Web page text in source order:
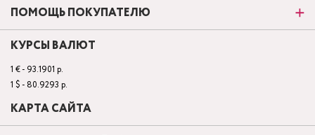
ПОМОЩЬ ПОКУПАТЕЛЮ
КУРСЫ ВАЛЮТ
1 € - 93.1901 р.
1 $ - 80.9293 р.
КАРТА САЙТА